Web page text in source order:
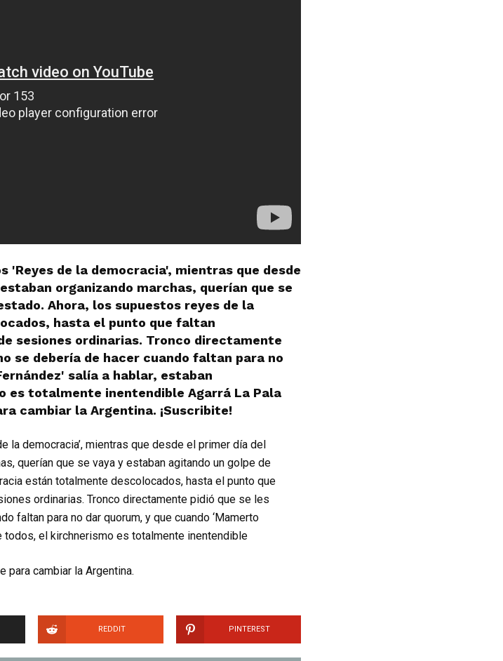
'Reyes de la democracia', mientras que desde
organizando marchas, querían que se
Ahora, los supuestos reyes de la
hasta el punto que faltan
sesiones ordinarias. Tronco directamente
se debería de hacer cuando faltan para no
salía a hablar, estaban
es totalmente inentendible Agarrá La Pala
cambiar la Argentina. ¡Suscribite!
la democracia’, mientras que desde el primer día del
querían que se vaya y estaban agitando un golpe de
están totalmente descolocados, hasta el punto que
ordinarias. Tronco directamente pidió que se les
faltan para no dar quorum, y que cuando ‘Mamerto
todos, el kirchnerismo es totalmente inentendible
para cambiar la Argentina.
REDDIT PINTEREST